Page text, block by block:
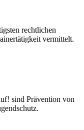
rechtlichen
vermittelt.
sind Prävention von